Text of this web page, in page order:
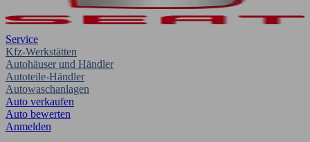
Service
Kfz-Werkstätten
Autohäuser und Händler
Autoteile-Händler
Autowaschanlagen
Auto verkaufen
Auto bewerten
Anmelden